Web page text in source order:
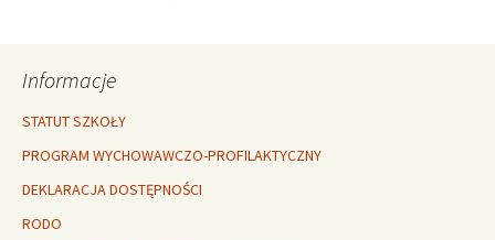
Informacje
STATUT SZKOŁY
PROGRAM WYCHOWAWCZO-PROFILAKTYCZNY
DEKLARACJA DOSTĘPNOŚCI
RODO